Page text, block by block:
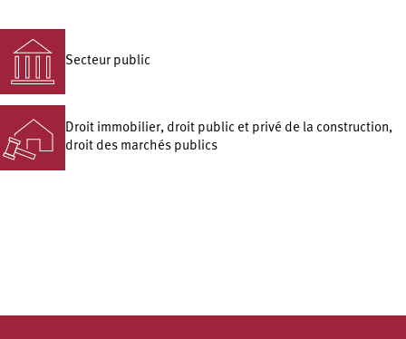
Secteur public
Droit immobilier, droit public et privé de la construction,
droit des marchés publics